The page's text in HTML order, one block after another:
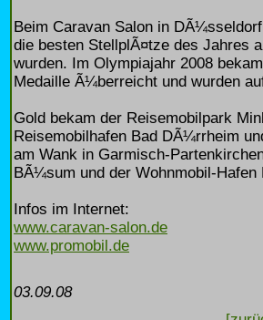
Beim Caravan Salon in
die besten StellplÃ¤tze des Jahres
wurden. Im Olympiajahr 2008
Medaille Ã¼berreicht und wurden
Gold bekam der Reisemobilpark
Reisemobilhafen Bad DÃ¼rrheim
am Wank in Garmisch-
BÃ¼sum und der Wohnmobil-Hafen
Infos im Internet:
www.caravan-salon.de
www.promobil.de
03.09.08